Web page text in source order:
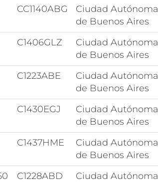
CC1140ABG
Ciudad Autónoma
de Buenos Aires
C1406GLZ
Ciudad Autónoma
de Buenos Aires
C1223ABE
Ciudad Autónoma
de Buenos Aires
C1430EGJ
Ciudad Autónoma
de Buenos Aires
C1437HME
Ciudad Autónoma
de Buenos Aires
C1228ABD
Ciudad Autónoma